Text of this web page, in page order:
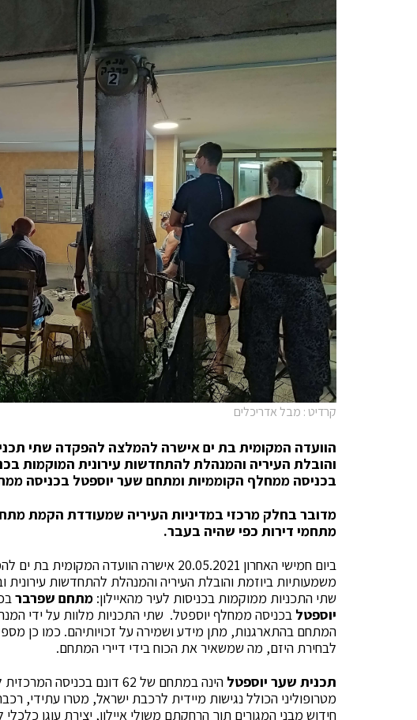
קרדיט : מבל אדריכלים
הוועדה המקומית בת ים אישרה להמלצה להפקדה שתי
והובלת העיריה והמנהלת להתחדשות עירונית המוקמות
בכניסה ממחלף הקוממיות ומתחם שער יוספטל בכניסה
מדובר בחלק מרכזי במדיניות העיריה שמעודדת הקמת
מתחמי דירות כפי שהיה בעבר.
ביום חמישי האחרון 20.05.2021 אישרה
משמעותיות ביוזמת והובלת העיריה והמנהלת להתחדשות
שתי התכניות ממוקמות בכניסות לעיר מהאיילון: מתחם שפרבר
יוספטל בכניסה ממחלף יוספטל. שתי התכניות מלוות על ידי
המתחם בהתארגנות, מתן מידע ושמירה על זכויותיהם. כמו כן
לבחירת היזם, מה שמשאיר את הכוח בידי דיירי המתחם.
תכנית שער יוספטל
מטרופוליני הכולל נגישות מיידית לרכבת ישראל, מטרו עתידי,
חידוש מבני המגורים תוך הרחקתם משולי איילון, יצירת עוגן